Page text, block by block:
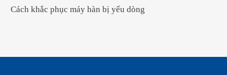
Cách khắc phục máy hàn bị yếu dòng